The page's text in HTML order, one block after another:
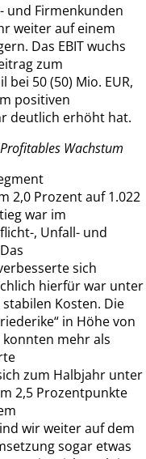
und Firmenkunden
weiter auf einem
Das EBIT wuchs
zum
50 (50) Mio. EUR,
positiven
deutlich erhöht hat.
Wachstum
2,0 Prozent auf 1.022
war im
, Unfall- und
sich
hierfür war unter
Kosten. Die
in Höhe von
konnten mehr als
zum Halbjahr unter
2,5 Prozentpunkte
wir weiter auf dem
sogar etwas